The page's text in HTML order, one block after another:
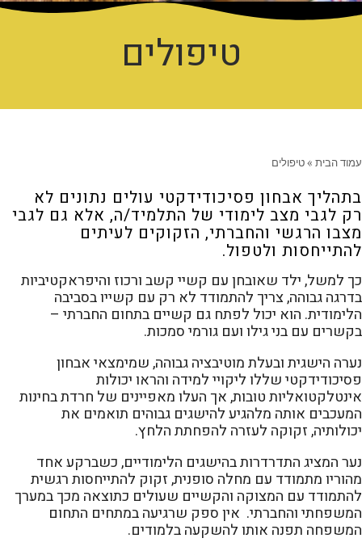
טיפולים
עמוד הבית »טיפולים
בתהליך אבחון פסיכודידקטי עולים נתונים לא
רק לגבי מצב לימודי של התלמיד/ה, אלא גם לגבי
מצבו הרגשי והחברתי, הזקוקים לעיתים
להתייחסות ולטפול.
כך למשל, ילד שאובחן עם קשיי קשב ורכוז והיפראקטיביות
בדרגה גבוהה, צריך להתמודד לא רק עם קשייו בסביבה
הלימודית. הוא יכול לפתח גם קשיים בתחום החברתי –
בקשרים עם בני גילו ועם גורמי סמכות.
נערה הישגית ובעלת מוטיבציה גבוהה, שמימצאי אבחון
פסיכודידקטי שללו ליקויי למידה והראו יכולות
אינטלקטואליות טובות, אך העלו מאפיינים של חרדת בחינות
המעכבים אותה מלהגיע להישגים גבוהים תואמים את
יכולותיה, זקוקה לעזרה להפחתת הלחץ.
נער המציג התדרדרות בהישגים הלימודיים, כשברקע אחד
מהוריו מתמודד עם מחלה סופנית, זקוק להתייחסות רגשית
להתמודד עם המצוקה והקשיים שעולים כתוצאה מכך במערך
המשפחתי והחברתי. אין ספק שרגיעה במתחים התחום
המשפחה תפנה אותו להשקעה בלמודים.